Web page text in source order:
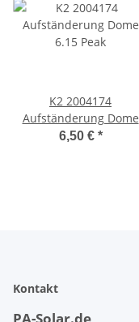
K2 2004174
Aufständerung Dome
6.15 Peak
6,50 € *
Kontakt
PA-Solar.de